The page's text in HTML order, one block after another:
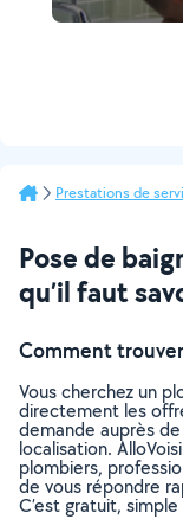
Prestations de
Pose de
qu’il faut
Comment
Vous cherchez un
directement les
demande auprès
localisation.
plombiers,
de vous répondre
C’est gratuit,